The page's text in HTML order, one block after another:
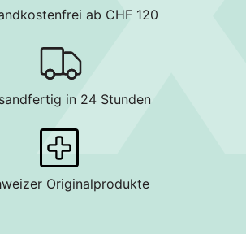
ab CHF 120
in 24 Stunden
Originalprodukte